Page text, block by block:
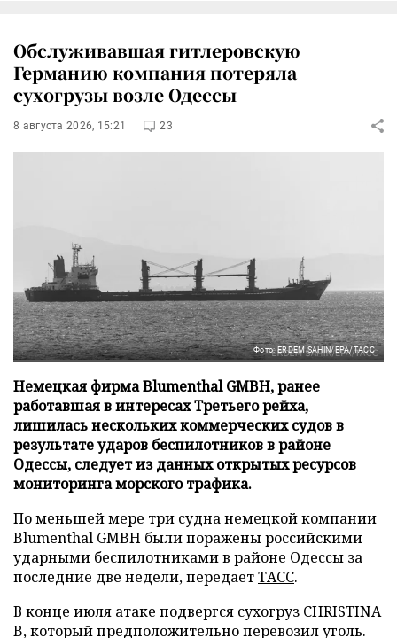
Обслуживавшая гитлеровскую
Германию компания потеряла
сухогрузы возле Одессы
8 августа 2026, 15:21 23
Фото: ERDEM SAHIN/EPA/ТАСС
Немецкая фирма Blumenthal GMBH, ранее
работавшая в интересах Третьего рейха,
лишилась нескольких коммерческих судов в
результате ударов беспилотников в районе
Одессы, следует из данных открытых ресурсов
мониторинга морского трафика.
По меньшей мере три судна немецкой компании
Blumenthal GMBH были поражены российскими
ударными беспилотниками в районе Одессы за
последние две недели, передаетТАСС.
В конце июля атаке подвергся сухогруз CHRISTINA
B, который предположительно перевозил уголь.